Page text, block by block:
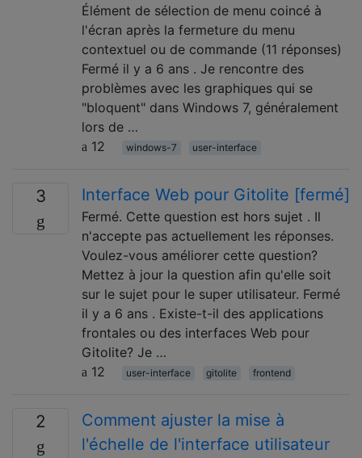
Élément de sélection de menu coincé à
l'écran après la fermeture du menu
contextuel ou de commande (11 réponses)
Fermé il y a 6 ans . Je rencontre des
problèmes avec les graphiques qui se
"bloquent" dans Windows 7, généralement
lors de …
12
windows-7 user-interface
3 Interface Web pour Gitolite [fermé]
Fermé. Cette question est hors sujet . Il
n'accepte pas actuellement les réponses.
Voulez-vous améliorer cette question?
Mettez à jour la question afin qu'elle soit
sur le sujet pour le super utilisateur. Fermé
il y a 6 ans . Existe-t-il des applications
frontales ou des interfaces Web pour
Gitolite? Je …
12
user-interface gitolite frontend
2
Comment ajuster la mise à
l'échelle de l'interface utilisateur